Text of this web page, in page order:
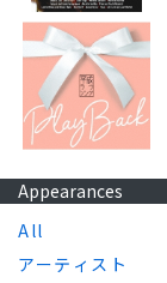
Appearances
All
アーティスト